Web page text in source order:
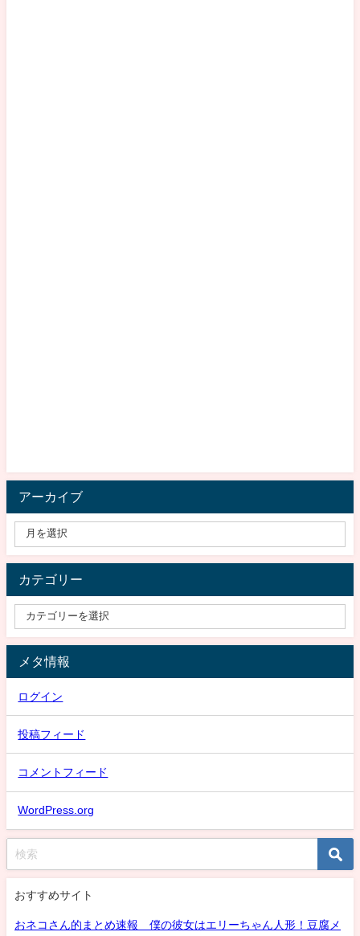
アーカイブ
カテゴリー
メタ情報
ログイン
投稿フィード
コメントフィード
WordPress.org
おすすめサイト
おネコさん的まとめ速報 僕の彼女はエリーちゃん人形！豆腐メ